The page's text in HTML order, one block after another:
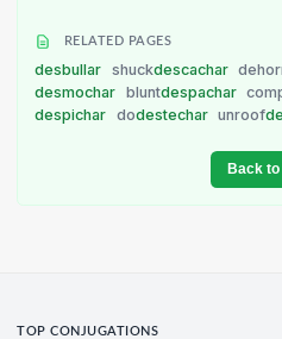
RELATED PAGES
desbullar shuckdescachar
desmochar bluntdespachar
despichar dodestechar unroof
Back to
TOP CONJUGATIONS